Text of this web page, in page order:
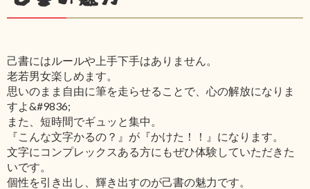
己書にはルールや上手下手はありません。
老若男女楽しめます。
思いのまま自由に筆を走らせることで、心の解放になりま
すよ&#9836;
また、短時間でギュッと集中。
『こんな文字かるの？』が『かけた！！』になります。
文字にコンプレックスある方にもぜひ体験していただきた
いです。
個性を引き出し、輝き出すのが己書の魅力です。